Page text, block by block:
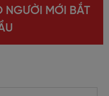
NGƯỜI MỚI BẮT